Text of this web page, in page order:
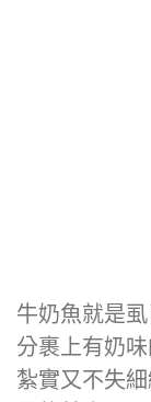
牛奶魚就是
分裹上有奶
紮實又不失